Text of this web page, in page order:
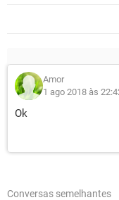
Amor
1 ago 2018 às
Ok
Conversas semelhantes